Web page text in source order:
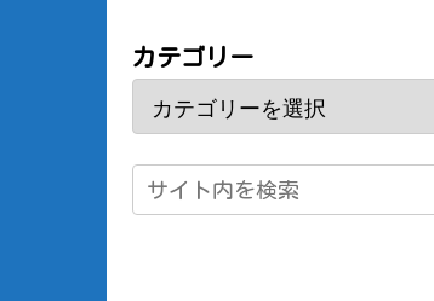
カテゴリー